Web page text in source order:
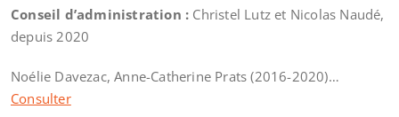
Conseil d’administration : Christel Lutz et Nicolas Naudé,
depuis 2020
Noélie Davezac, Anne-Catherine Prats (2016-2020)…
Consulter